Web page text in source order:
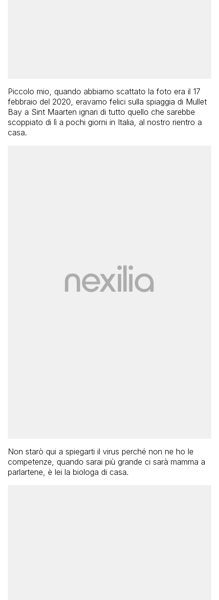
Piccolo mio, quando abbiamo scattato la foto era il 17
febbraio del 2020, eravamo felici sulla spiaggia di Mullet
Bay a Sint Maarten ignari di tutto quello che sarebbe
scoppiato di lì a pochi giorni in Italia, al nostro rientro a
casa.
Non starò qui a spiegarti il virus perché non ne ho le
competenze, quando sarai più grande ci sarà mamma a
parlartene, è lei la biologa di casa.